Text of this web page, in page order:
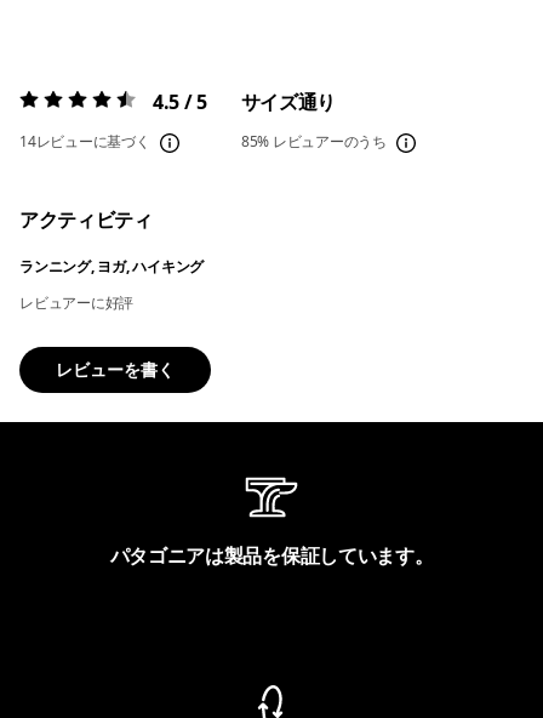
評価:4.5 / 5 4.5 / 5
14レビューに基づく
サイズ通り
85% レビュアーのうち
アクティビティ
ランニング, ヨガ, ハイキング
レビュアーに好評
レビューを書く
パタゴニアは製品を保証しています。